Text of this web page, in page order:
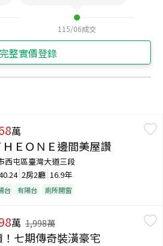
115/06成交
完整實價登錄
萬
ＥＯＮＥ邊間美屋讚
西屯區臺灣大道三段
2房2廳 16.9年
台 有陽台 廁所開窗
萬 1,998萬
！七期傳奇裝潢豪宅